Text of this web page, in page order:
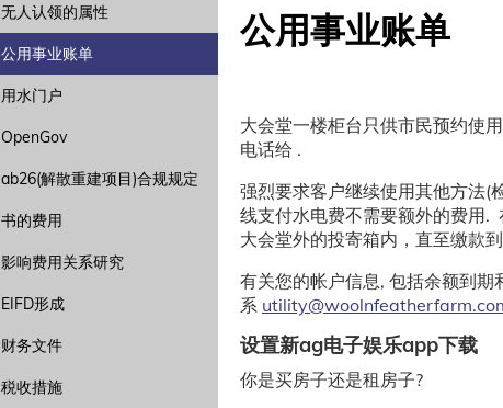
无人认领的属性
公用事业账单
用水门户
OpenGov
ab26(解散重建项目)合规规定
书的费用
影响费用关系研究
EIFD形成
财务文件
税收措施
公用事业账单
大会堂一楼柜台只供市民预约使
电话给 .
强烈要求客户继续使用其他方法(
线支付水电费不需要额外的费用.
大会堂外的投寄箱内，直至缴款
有关您的帐户信息, 包括余额到
系
设置新ag电子娱乐app下载
你是买房子还是租房子?